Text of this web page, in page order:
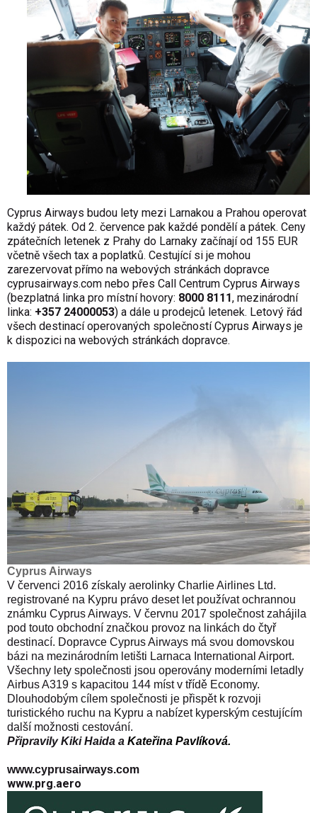
Cyprus Airways budou lety mezi Larnakou a Prahou operovat
každý pátek. Od 2. července pak každé pondělí a pátek. Ceny
zpátečních letenek z Prahy do Larnaky začínají od 155 EUR
včetně všech tax a poplatků. Cestující si je mohou
zarezervovat přímo na webových stránkách dopravce
cyprusairways.com nebo přes Call Centrum Cyprus Airways
(bezplatná linka pro místní hovory: 8000 8111, mezinárodní
linka: +357 24000053) a dále u prodejců letenek. Letový řád
všech destinací operovaných společností Cyprus Airways je
k dispozici na webových stránkách dopravce.
Cyprus Airways
V červenci 2016 získaly aerolinky Charlie Airlines Ltd.
registrované na Kypru právo deset let používat ochrannou
známku Cyprus Airways. V červnu 2017 společnost zahájila
pod touto obchodní značkou provoz na linkách do čtyř
destinací. Dopravce Cyprus Airways má svou domovskou
bázi na mezinárodním letišti Larnaca International Airport.
Všechny lety společnosti jsou operovány moderními letadly
Airbus A319 s kapacitou 144 míst v třídě Economy.
Dlouhodobým cílem společnosti je přispět k rozvoji
turistického ruchu na Kypru a nabízet kyperským cestujícím
další možnosti cestování.
Připravily Kiki Haida a Kateřina Pavlíková.
www.cyprusairways.com
www.prg.aero